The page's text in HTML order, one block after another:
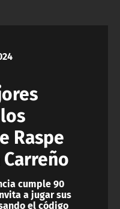
Raspe
cumple 90
a jugar sus
el código